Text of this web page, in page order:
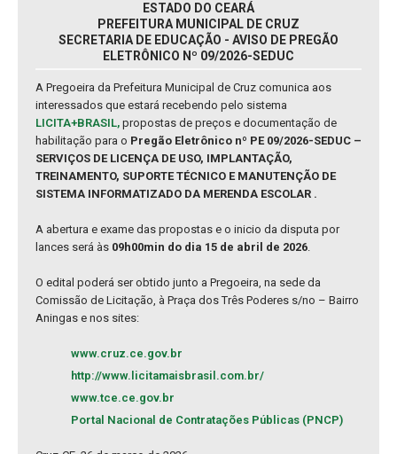
ESTADO DO CEARÁ
PREFEITURA MUNICIPAL DE CRUZ
SECRETARIA DE EDUCAÇÃO - AVISO DE PREGÃO
ELETRÔNICO Nº 09/2026-SEDUC
A Pregoeira da Prefeitura Municipal de Cruz comunica aos
interessados que estará recebendo pelo sistema
LICITA+BRASIL, propostas de preços e documentação de
habilitação para o Pregão Eletrônico nº PE 09/2026-SEDUC –
SERVIÇOS DE LICENÇA DE USO, IMPLANTAÇÃO,
TREINAMENTO, SUPORTE TÉCNICO E MANUTENÇÃO DE
SISTEMA INFORMATIZADO DA MERENDA ESCOLAR .
A abertura e exame das propostas e o inicio da disputa por
lances será às 09h00min do dia 15 de abril de 2026.
O edital poderá ser obtido junto a Pregoeira, na sede da
Comissão de Licitação, à Praça dos Três Poderes s/no – Bairro
Aningas e nos sites:
www.cruz.ce.gov.br
http://www.licitamaisbrasil.com.br/
www.tce.ce.gov.br
Portal Nacional de Contratações Públicas (PNCP)